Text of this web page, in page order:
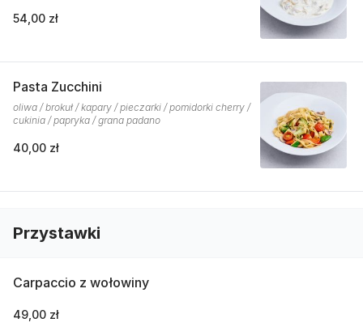
54,00 zł
Pasta Zucchini
oliwa / brokuł / kapary / pieczarki / pomidorki cherry /
cukinia / papryka / grana padano
40,00 zł
Przystawki
Carpaccio z wołowiny
49,00 zł